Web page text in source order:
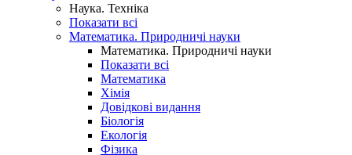
Наука. Техніка
Показати всі
Математика. Природничі науки
Математика. Природничі науки
Показати всі
Математика
Хімія
Довідкові видання
Біологія
Екологія
Фізика